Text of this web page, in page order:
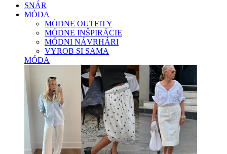
SNÁR
MÓDA
MÓDNE OUTFITY
MÓDNE INŠPIRÁCIE
MÓDNI NÁVRHÁRI
VYROB SI SAMA
MÓDA